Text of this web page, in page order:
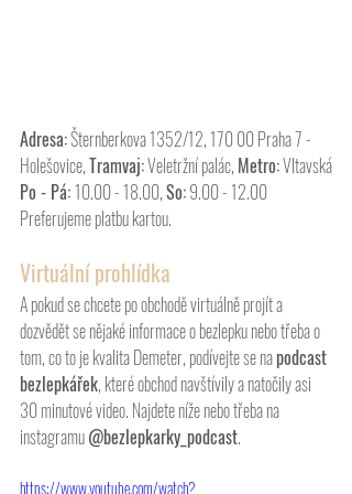
Adresa: Šternberkova 1352/12, 170 00 Praha 7 -
Holešovice, Tramvaj: Veletržní palác, Metro: Vltavská
Po - Pá: 10.00 - 18.00, So: 9.00 - 12.00
Preferujeme platbu kartou.
Virtuální prohlídka
A pokud se chcete po obchodě virtuálně projít a
dozvědět se nějaké informace o bezlepku nebo třeba o
tom, co to je kvalita Demeter, podívejte se na podcast
bezlepkářek, které obchod navštívily a natočily asi
30 minutové video. Najdete níže nebo třeba na
instagramu @bezlepkarky_podcast.
https://www.youtube.com/watch?